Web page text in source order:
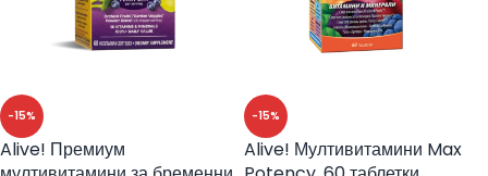
-15%
Alive! Премиум
-15%
Alive! Мултивитамини Max